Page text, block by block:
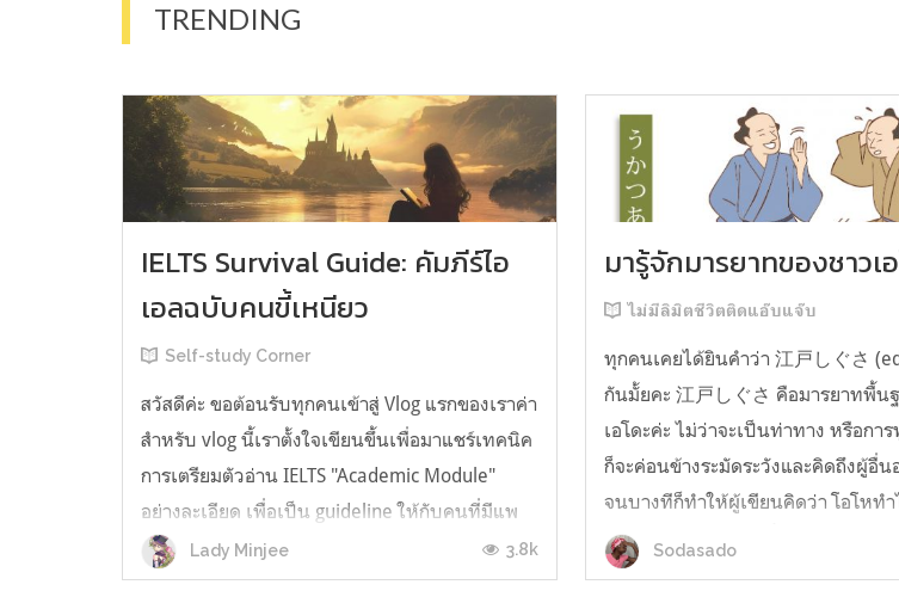
TRENDING
IELTS Survival Guide: คัมภีร์ไอ
เอลฉบับคนขี้เหนียว
Self-study Corner
สวัสดีค่ะ ขอต้อนรับทุกคนเข้าสู่ Vlog แรกของเราค่า
สำหรับ vlog นี้เราตั้งใจเขียนขึ้นเพื่อมาแชร์เทคนิค
การเตรียมตัวอ่าน IELTS "Academic Module"
อย่างละเอียด เพื่อเป็น guideline ให้กับคนที่มีแพ
ลนจะสอบแต่ไม่รู้ต้องเริ่มตรงไหน หรืออยากจะได้
ข้อมูลเพิ่มเติมมาเสริมความมั่นใจจากที่ตัวเองเรียน
Lady Minjee 3.8k
มารู้จักมารยาทของชาวเ
ไม่มีลิมิตชีวิตติดแอ๊บแจ๊บ
ทุกคนเคยได้ยินคำว่า 江戸しぐさ
กันมั้ยคะ 江戸しぐさ คือมารยาทพื้น
เอโดะค่ะ ไม่ว่าจะเป็นท่าทาง หรือกา
ก็จะค่อนข้างระมัดระวังและคิดถึงผู้อื่น
จนบางทีก็ทำให้ผู้เขียนคิดว่า โอโหทำ
คิดถึงคนอื่นได้ขนาดนี้นะอยากรู้มั้ยคะ
มารยาทดีขนาดไหน มาลองอ่านกันได้
Sodasado